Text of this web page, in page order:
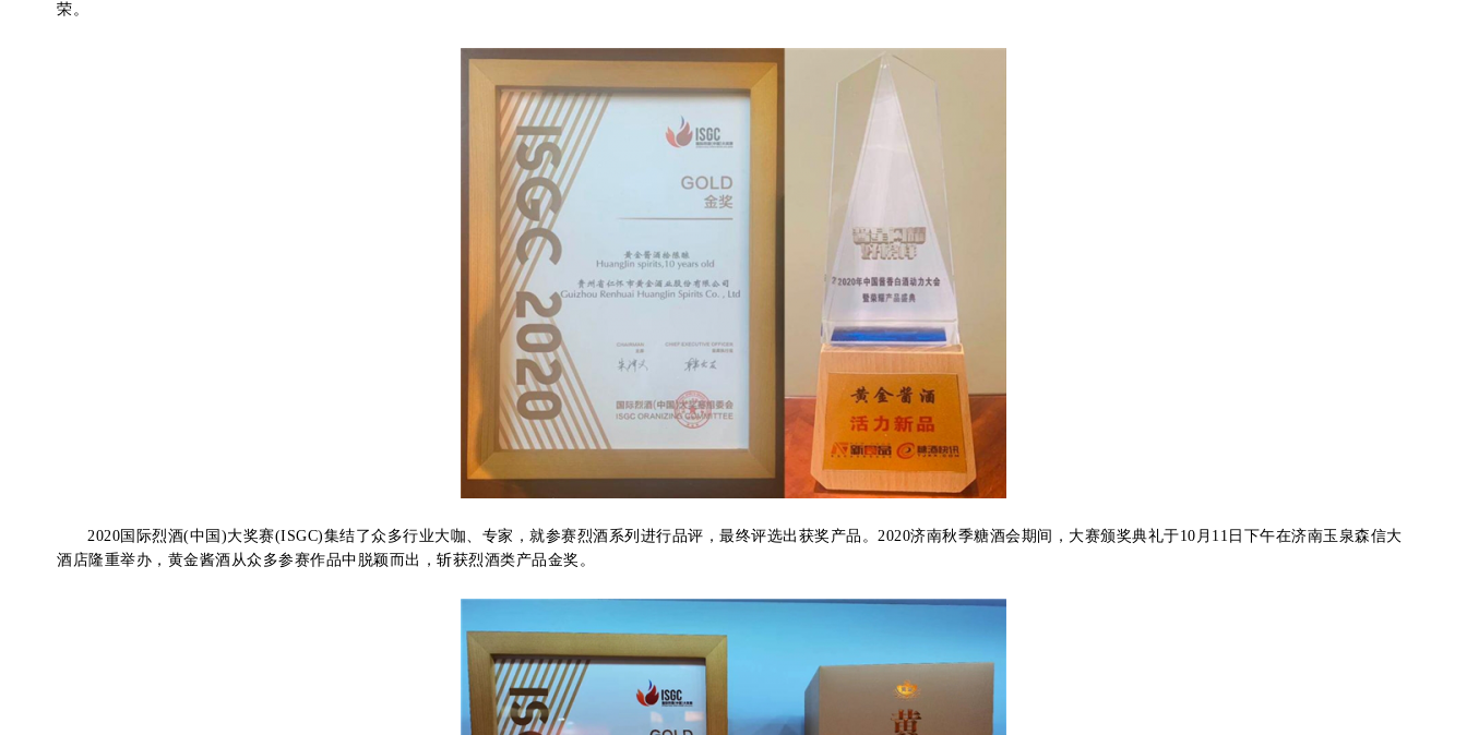
荣。
2020国际烈酒(中国)大奖赛(ISGC)集结了众多行业大咖、专家，就参赛烈酒系列进行品评，最终评选出获奖产品。2020济南秋季糖酒会期间，大赛颁奖典礼于10月11日下午在济南玉泉森信大
酒店隆重举办，黄金酱酒从众多参赛作品中脱颖而出，斩获烈酒类产品金奖。